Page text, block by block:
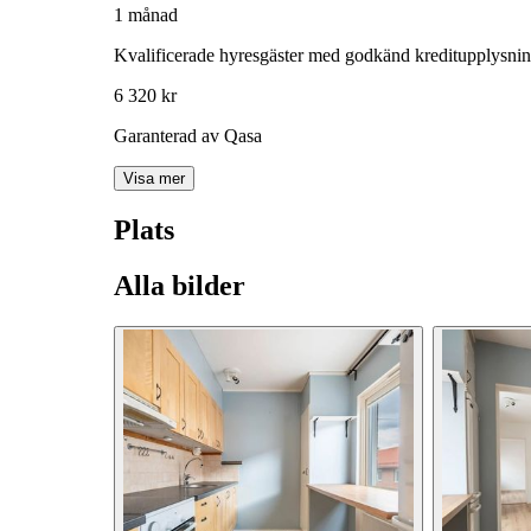
1 månad
Kvalificerade hyresgäster med godkänd
6 320 kr
Garanterad av Qasa
Visa mer
Plats
Alla bilder